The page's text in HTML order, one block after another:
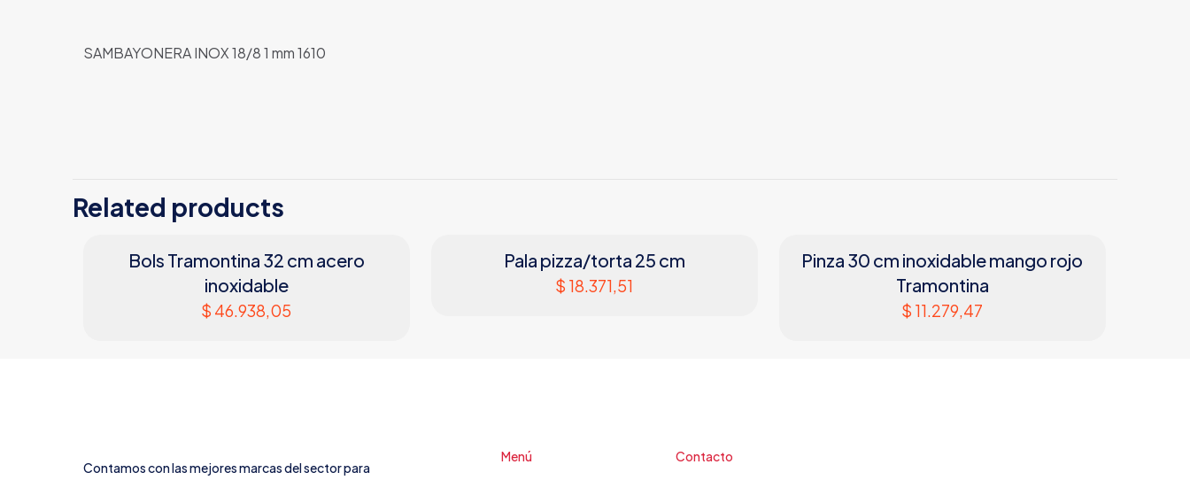
SAMBAYONERA INOX 18/8 1 mm 1610
Related products
Bols Tramontina 32 cm acero
inoxidable
$ 46.938,05
Pala pizza/torta 25 cm
$ 18.371,51
Pinza 30 cm inoxidable mango rojo
Tramontina
$ 11.279,47
Contamos con las mejores marcas del sector para
Menú Contacto